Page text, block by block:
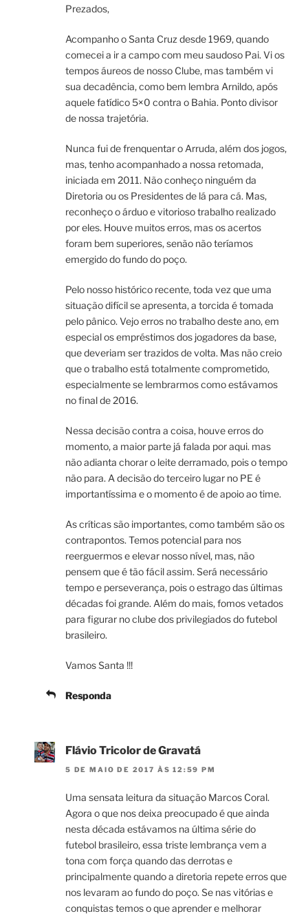
Prezados,
Acompanho o Santa Cruz desde 1969, quando
comecei a ir a campo com meu saudoso Pai. Vi os
tempos áureos de nosso Clube, mas também vi
sua decadência, como bem lembra Arnildo, após
aquele fatídico 5×0 contra o Bahia. Ponto divisor
de nossa trajetória.
Nunca fui de frenquentar o Arruda, além dos jogos,
mas, tenho acompanhado a nossa retomada,
iniciada em 2011. Não conheço ninguém da
Diretoria ou os Presidentes de lá para cá. Mas,
reconheço o árduo e vitorioso trabalho realizado
por eles. Houve muitos erros, mas os acertos
foram bem superiores, senão não teríamos
emergido do fundo do poço.
Pelo nosso histórico recente, toda vez que uma
situação difícil se apresenta, a torcida é tomada
pelo pânico. Vejo erros no trabalho deste ano, em
especial os empréstimos dos jogadores da base,
que deveriam ser trazidos de volta. Mas não creio
que o trabalho está totalmente comprometido,
especialmente se lembrarmos como estávamos
no final de 2016.
Nessa decisão contra a coisa, houve erros do
momento, a maior parte já falada por aqui. mas
não adianta chorar o leite derramado, pois o tempo
não para. A decisão do terceiro lugar no PE é
importantíssima e o momento é de apoio ao time.
As críticas são importantes, como também são os
contrapontos. Temos potencial para nos
reerguermos e elevar nosso nível, mas, não
pensem que é tão fácil assim. Será necessário
tempo e perseverança, pois o estrago das últimas
décadas foi grande. Além do mais, fomos vetados
para figurar no clube dos privilegiados do futebol
brasileiro.
Vamos Santa !!!
Responda
Flávio Tricolor de Gravatá
5 DE MAIO DE 2017 ÀS 12:59 PM
Uma sensata leitura da situação Marcos Coral.
Agora o que nos deixa preocupado é que ainda
nesta década estávamos na última série do
futebol brasileiro, essa triste lembrança vem a
tona com força quando das derrotas e
principalmente quando a diretoria repete erros que
nos levaram ao fundo do poço. Se nas vitórias e
conquistas temos o que aprender e melhorar